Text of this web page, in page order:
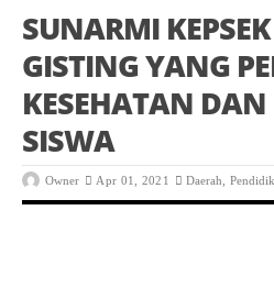
SUNARMI
GISTING YANG
KESEHATAN
SISWA
Owner Apr 01, 2021 Daerah